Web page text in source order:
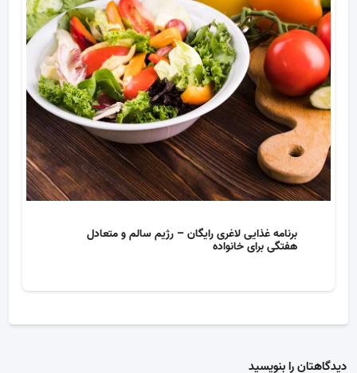
برنامه غذایی لاغری رایگان – رژیم سالم و متعادل
هفتگی برای خانواده
دیدگاهتان را بنویسید